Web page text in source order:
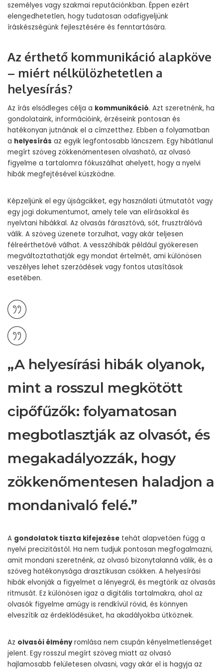
személyes vagy szakmai reputációnkban. Éppen ezért
elengedhetetlen, hogy tudatosan odafigyeljünk
íráskészségünk fejlesztésére és fenntartására.
Az érthető kommunikáció alapköve
– miért nélkülözhetetlen a
helyesírás?
Az írás elsődleges célja a kommunikáció. Azt szeretnénk, ha
gondolataink, információink, érzéseink pontosan és
hatékonyan jutnának el a címzetthez. Ebben a folyamatban
a helyesírás az egyik legfontosabb láncszem. Egy hibátlanul
megírt szöveg zökkenőmentesen olvasható, az olvasó
figyelme a tartalomra fókuszálhat ahelyett, hogy a nyelvi
hibák megfejtésével küszködne.
Képzeljünk el egy újságcikket, egy használati útmutatót vagy
egy jogi dokumentumot, amely tele van elírásokkal és
nyelvtani hibákkal. Az olvasás fárasztóvá, sőt, frusztrálóvá
válik. A szöveg üzenete torzulhat, vagy akár teljesen
félreérthetővé válhat. A vesszőhibák például gyökeresen
megváltoztathatják egy mondat értelmét, ami különösen
veszélyes lehet szerződések vagy fontos utasítások
esetében.
„A helyesírási hibák olyanok,
mint a rosszul megkötött
cipőfűzők: folyamatosan
megbotlasztják az olvasót, és
megakadályozzák, hogy
zökkenőmentesen haladjon a
mondanivaló felé.”
A gondolatok tiszta kifejezése tehát alapvetően függ a
nyelvi precizitástól. Ha nem tudjuk pontosan megfogalmazni,
amit mondani szeretnénk, az olvasó bizonytalanná válik, és a
szöveg hatékonysága drasztikusan csökken. A helyesírási
hibák elvonják a figyelmet a lényegről, és megtörik az olvasás
ritmusát. Ez különösen igaz a digitális tartalmakra, ahol az
olvasók figyelme amúgy is rendkívül rövid, és könnyen
elveszítik az érdeklődésüket, ha akadályokba ütköznek.
Az olvasói élményromlása nem csupán kényelmetlenséget
jelent. Egy rosszul megírt szöveg miatt az olvasó
hajlamosabb felületesen olvasni, vagy akár el is hagyja az